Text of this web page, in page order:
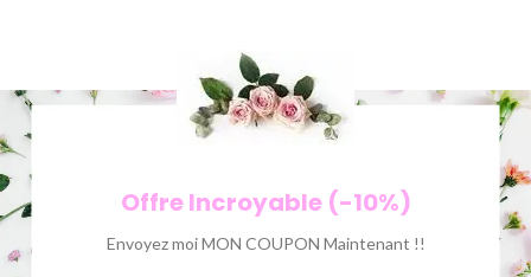
Offre Incroyable (-10%)
Envoyez moi MON COUPON Maintenant !!